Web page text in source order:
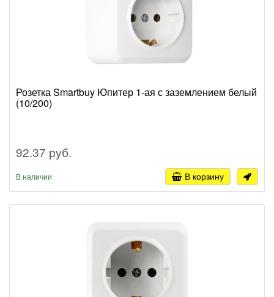
Розетка Smartbuy Юпитер 1-ая с заземлением белый
(10/200)
92.37 руб.
В наличии В корзину